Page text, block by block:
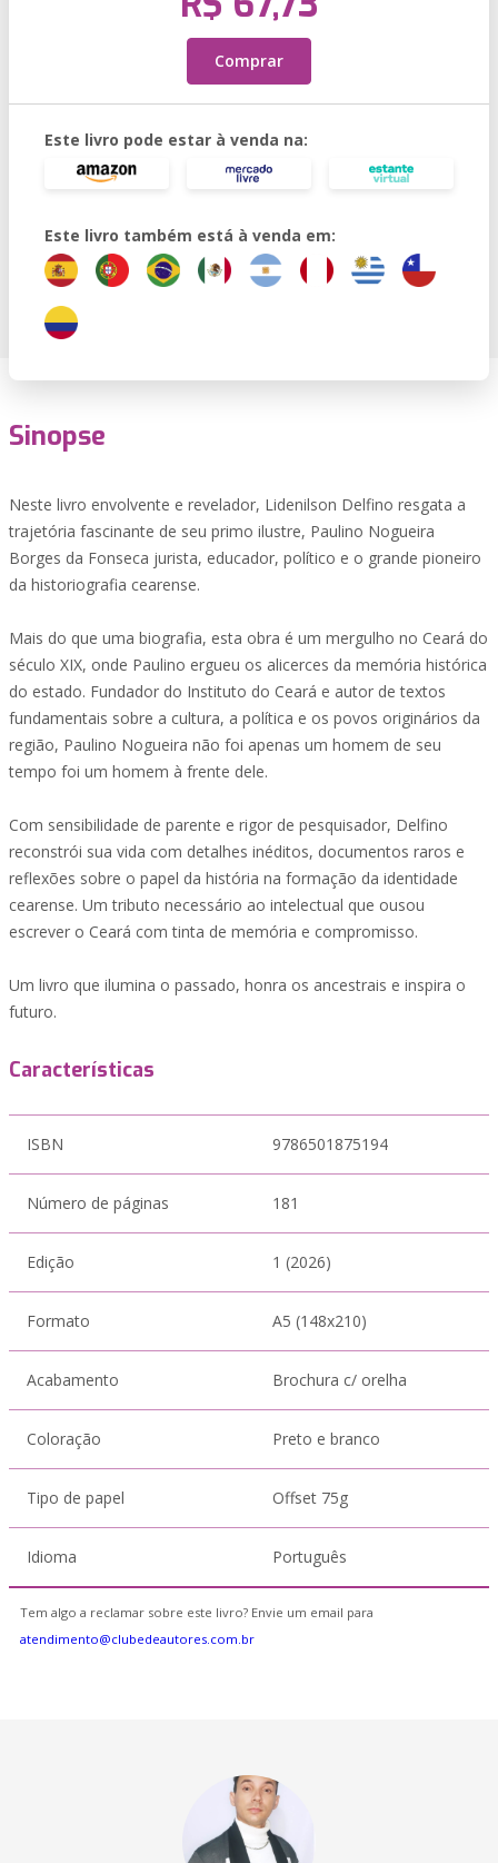
Comprar
Este livro pode estar à venda na:
Este livro também está à venda em:
Sinopse
Neste livro envolvente e revelador, Lidenilson Delfino resgata a
trajetória fascinante de seu primo ilustre, Paulino Nogueira
Borges da Fonseca jurista, educador, político e o grande pioneiro
da historiografia cearense.
Mais do que uma biografia, esta obra é um mergulho no Ceará do
século XIX, onde Paulino ergueu os alicerces da memória histórica
do estado. Fundador do Instituto do Ceará e autor de textos
fundamentais sobre a cultura, a política e os povos originários da
região, Paulino Nogueira não foi apenas um homem de seu
tempo foi um homem à frente dele.
Com sensibilidade de parente e rigor de pesquisador, Delfino
reconstrói sua vida com detalhes inéditos, documentos raros e
reflexões sobre o papel da história na formação da identidade
cearense. Um tributo necessário ao intelectual que ousou
escrever o Ceará com tinta de memória e compromisso.
Um livro que ilumina o passado, honra os ancestrais e inspira o
futuro.
Características
ISBN 9786501875194
Número de páginas 181
Edição 1 (2026)
Formato A5 (148x210)
Acabamento Brochura c/ orelha
Coloração Preto e branco
Tipo de papel Offset 75g
Idioma Português
Tem algo a reclamar sobre este livro? Envie um email para
atendimento@clubedeautores.com.br